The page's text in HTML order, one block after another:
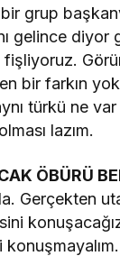
grup
gelince
bir farkın
türkü ne
lazım.
ÖBÜRÜ
Gerçekten